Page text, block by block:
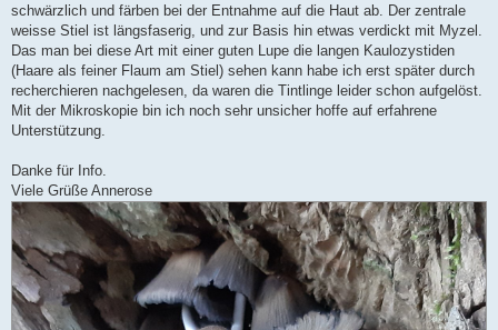
schwärzlich und färben bei der Entnahme auf die Haut ab. Der zentrale
weisse Stiel ist längsfaserig, und zur Basis hin etwas verdickt mit Myzel.
Das man bei diese Art mit einer guten Lupe die langen Kaulozystiden
(Haare als feiner Flaum am Stiel) sehen kann habe ich erst später durch
recherchieren nachgelesen, da waren die Tintlinge leider schon aufgelöst.
Mit der Mikroskopie bin ich noch sehr unsicher hoffe auf erfahrene
Unterstützung.
Danke für Info.
Viele Grüße Annerose